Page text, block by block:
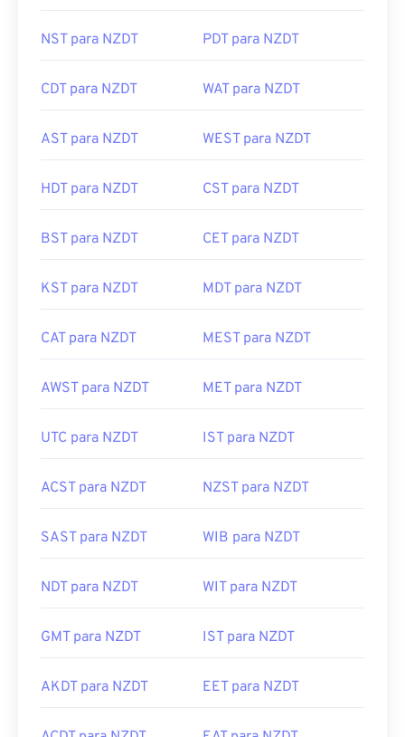
NST para NZDT PDT para NZDT
CDT para NZDT WAT para NZDT
AST para NZDT WEST para NZDT
HDT para NZDT CST para NZDT
BST para NZDT CET para NZDT
KST para NZDT MDT para NZDT
CAT para NZDT MEST para NZDT
AWST para NZDT MET para NZDT
UTC para NZDT IST para NZDT
ACST para NZDT NZST para NZDT
SAST para NZDT WIB para NZDT
NDT para NZDT WIT para NZDT
GMT para NZDT IST para NZDT
AKDT para NZDT EET para NZDT